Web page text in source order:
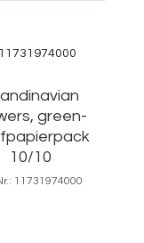
green-
10/10
11731974000